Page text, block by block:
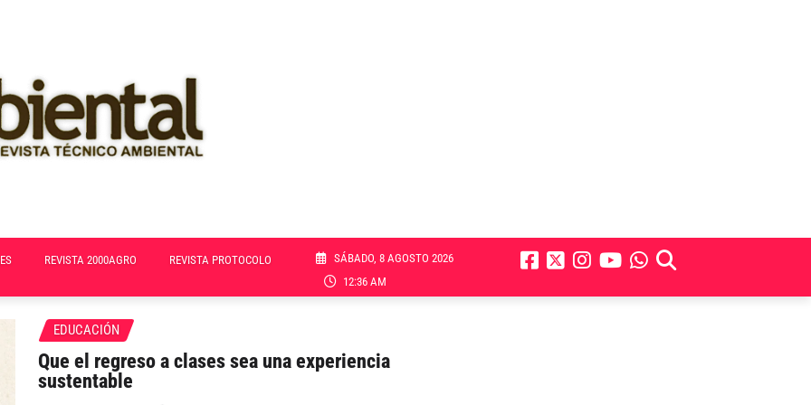
REVISTA 2000AGRO REVISTA PROTOCOLO
SÁBADO, 8 AGOSTO 2026
12:36 AM
EDUCACIÓN
Que el regreso a clases sea una experiencia
sustentable